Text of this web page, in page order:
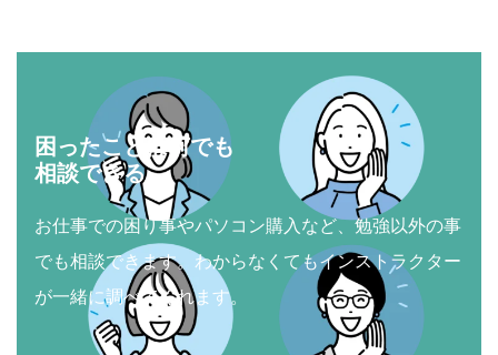
困ったことは何でも
相談できる
お仕事での困り事やパソコン購入など、勉強以外の事
でも相談できます。わからなくてもインストラクター
が一緒に調べてくれます。